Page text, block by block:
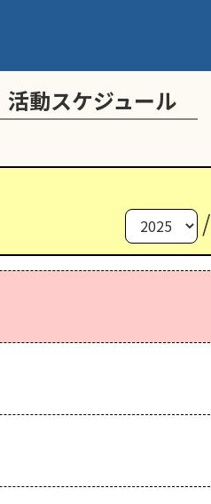
動スケジュール
/